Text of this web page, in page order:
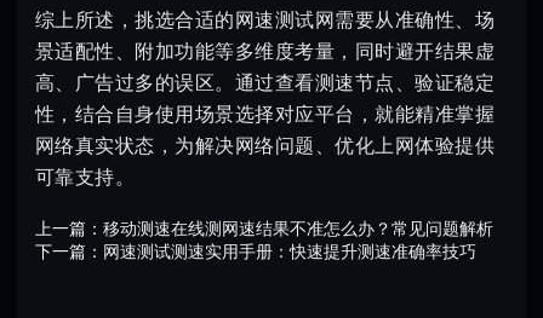
综上所述，挑选合适的网速测试网需要从准确性、场
景适配性、附加功能等多维度考量，同时避开结果虚
高、广告过多的误区。通过查看测速节点、验证稳定
性，结合自身使用场景选择对应平台，就能精准掌握
网络真实状态，为解决网络问题、优化上网体验提供
可靠支持。
上一篇： 移动测速在线测网速结果不准怎么办？常见问题解析
下一篇： 网速测试测速实用手册：快速提升测速准确率技巧